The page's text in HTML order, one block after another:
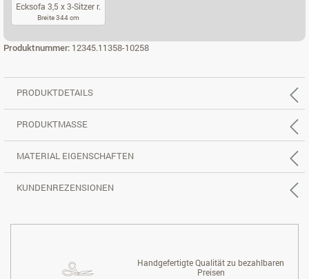
Ecksofa 3,5 x 3-Sitzer r.
Breite 344 cm
Produktnummer: 12345.11358-10258
PRODUKTDETAILS
PRODUKTMASSE
MATERIAL EIGENSCHAFTEN
KUNDENREZENSIONEN
Handgefertigte Qualität zu bezahlbaren
Preisen